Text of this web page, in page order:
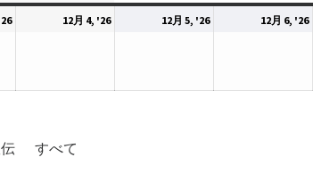
曜
日
曜
日
曜
日
2026
月
12月 4, '262026
月
12月 5, '262026
月
12月 6, '262026
月
すべて